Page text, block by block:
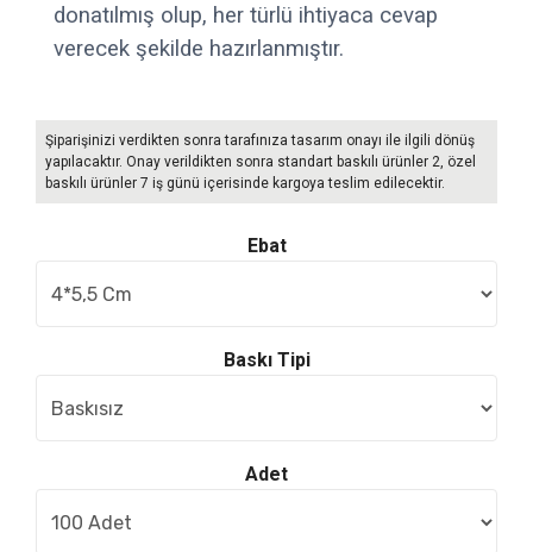
donatılmış olup, her türlü ihtiyaca cevap
verecek şekilde hazırlanmıştır.
Şiparişinizi verdikten sonra tarafınıza tasarım onayı ile ilgili dönüş
yapılacaktır. Onay verildikten sonra standart baskılı ürünler 2, özel
baskılı ürünler 7 iş günü içerisinde kargoya teslim edilecektir.
Ebat
Baskı Tipi
Adet